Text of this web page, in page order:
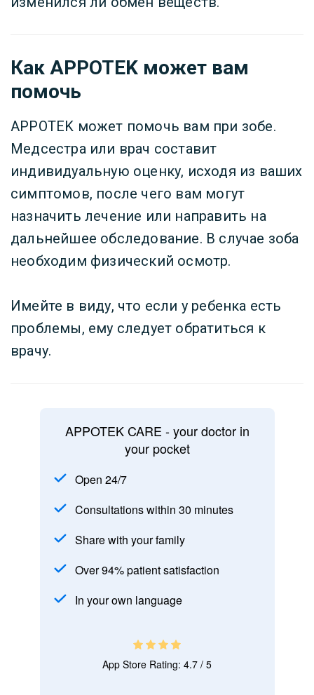
Как APPOTEK может вам
помочь
APPOTEK может помочь вам при зобе.
Медсестра или врач составит
индивидуальную оценку, исходя из ваших
симптомов, после чего вам могут
назначить лечение или направить на
дальнейшее обследование. В случае зоба
необходим физический осмотр.
Имейте в виду, что если у ребенка есть
проблемы, ему следует обратиться к
врачу.
APPOTEK CARE - your doctor in
your pocket
Open 24/7
Consultations within 30 minutes
Share with your family
Over 94% patient satisfaction
In your own language
App Store Rating: 4.7 / 5